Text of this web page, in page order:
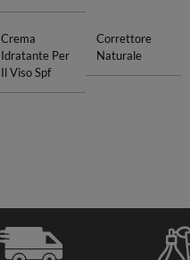
Crema
Idratante Per
Il Viso Spf
Correttore
Naturale